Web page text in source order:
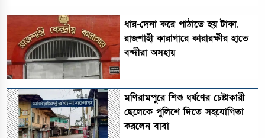
ধার-দেনা করে পাঠাতে হয় টাকা,
রাজশাহী কারাগারে কারারক্ষীর হাতে
বন্দীরা অসহায়
মণিরামপুরে শিশু ধর্ষণের চেষ্টাকারী
ছেলেকে পুলিশে দিতে সহযোগিতা
করলেন বাবা